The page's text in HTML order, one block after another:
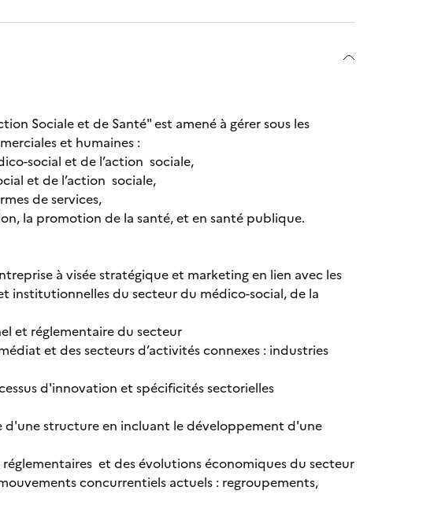
Sociale et de Santé" est amené à gérer sous les
et humaines :
social et de l’action sociale,
et de l’action sociale,
de services,
la promotion de la santé, et en santé publique.
à visée stratégique et marketing en lien avec les
institutionnelles du secteur du médico-social, de la
et réglementaire du secteur
et des secteurs d’activités connexes : industries
d'innovation et spécificités sectorielles
d'une structure en incluant le développement d'une
réglementaires et des évolutions économiques du secteur
concurrentiels actuels : regroupements,